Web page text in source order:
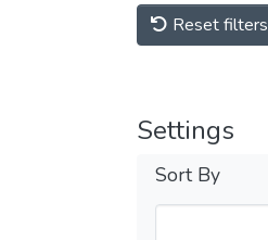
Reset filters
Settings
Sort By